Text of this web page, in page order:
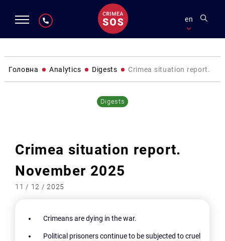
en
Головна Analytics Digests Crimea situation report.
Digests
Crimea situation report.
November 2025
11 / 12 / 2025
Crimeans are dying in the war.
Political prisoners continue to be subjected to cruel